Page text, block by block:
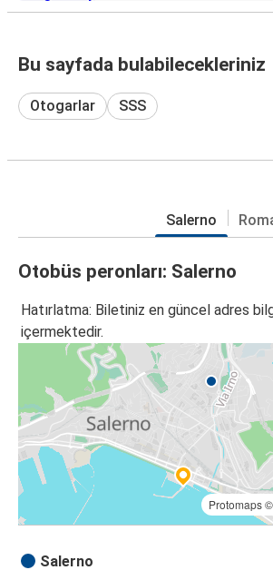
Bu sayfada bulabilecekleriniz
Otogarlar SSS
Salerno
Otobüs peronları: Salerno
Hatırlatma: Biletiniz en güncel adres
içermektedir.
Protomaps©
Salerno